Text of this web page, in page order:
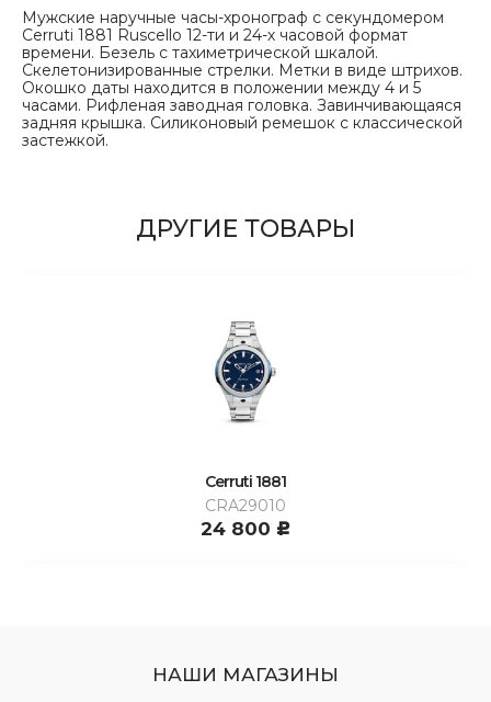
Мужские наручные часы-хронограф с секундомером
Cerruti 1881 Ruscello 12-ти и 24-х часовой формат
времени. Безель с тахиметрической шкалой.
Скелетонизированные стрелки. Метки в виде штрихов.
Окошко даты находится в положении между 4 и 5
часами. Рифленая заводная головка. Завинчивающаяся
задняя крышка. Силиконовый ремешок с классической
застежкой.
ДРУГИЕ ТОВАРЫ
Cerruti 1881
CRA29010
24 800 c
НАШИ МАГАЗИНЫ